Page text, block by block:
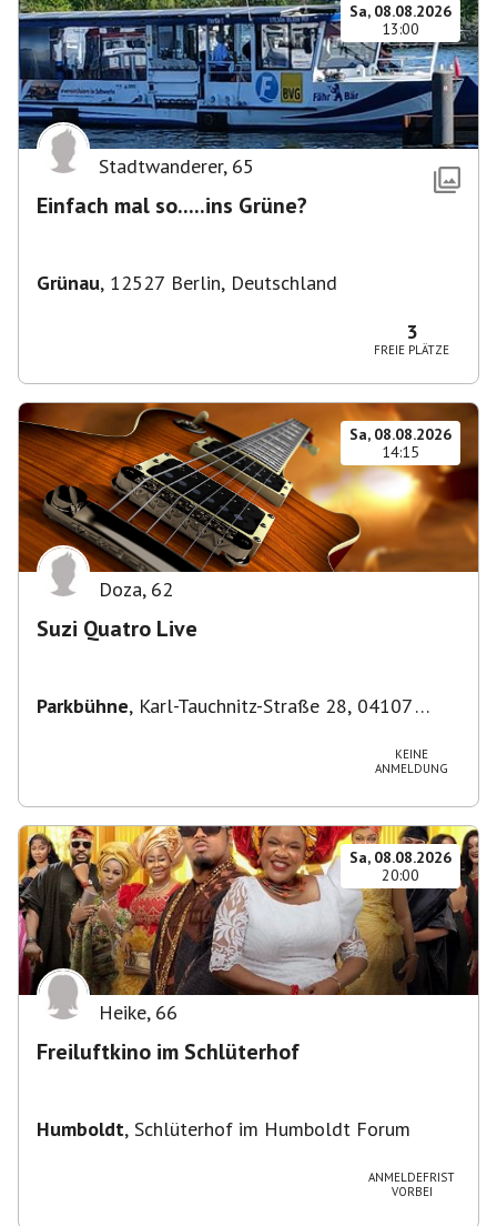
Sa, 08.08.2026
13:00
Stadtwanderer, 65
Einfach mal so.....ins Grüne?
Grünau, 12527 Berlin, Deutschland
3
FREIE PLÄTZE
Sa, 08.08.2026
14:15
Doza, 62
Suzi Quatro Live
Parkbühne, Karl-Tauchnitz-Straße 28, 04107
KEINE
ANMELDUNG
Sa, 08.08.2026
20:00
Heike, 66
Freiluftkino im Schlüterhof
Humboldt, Schlüterhof im Humboldt Forum
ANMELDEFRIST
VORBEI